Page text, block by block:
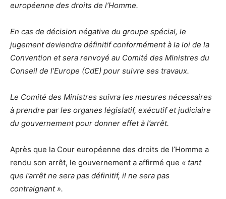
européenne des droits de l’Homme.
En cas de décision négative du groupe spécial, le
jugement deviendra définitif conformément à la loi de la
Convention et sera renvoyé au Comité des Ministres du
Conseil de l’Europe (CdE) pour suivre ses travaux.
Le Comité des Ministres suivra les mesures nécessaires
à prendre par les organes législatif, exécutif et judiciaire
du gouvernement pour donner effet à l’arrêt.
Après que la Cour européenne des droits de l’Homme a
rendu son arrêt, le gouvernement a affirmé que « tant
que l’arrêt ne sera pas définitif, il ne sera pas
contraignant ».